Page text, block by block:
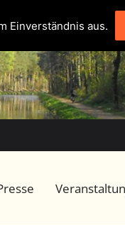
Einverständnis aus.